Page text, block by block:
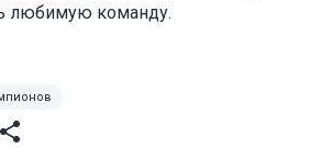
любимую команду.